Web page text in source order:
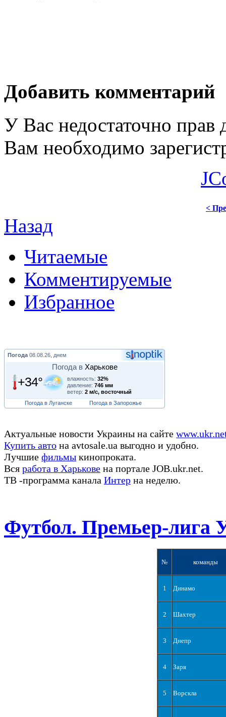
Добавить комментарий
У Вас недостаточно прав
Вам необходимо
<
Назад
Читаемые
Комментируемые
Избранное
Погода 08.08.26, днем
Погода в Харькове
+34° влажность: 32%
давление: 746 мм
ветер: 2 м/с, восточный
Погода в Луганске
Погода в Запорожье
Актуальные новости Украины на сайте
Купить авто на avtosale.ua выгодно и удобно.
Лучшие фильмы кинопроката.
Вся работа в Харькове на портале JOB.ukr.net.
ТВ -программа канала Интер на неделю.
Футбол. Премьер-лига
№ команды
1 Динамо
2 Шахтер
3 Днепр
4 Заря
5 Ворскла